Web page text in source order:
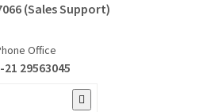
(Sales Support)
Office
21 29563045